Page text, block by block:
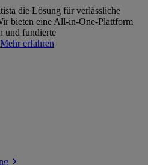
die Lösung für verlässliche
bieten eine All-in-One-Plattform
und fundierte
Mehr erfahren